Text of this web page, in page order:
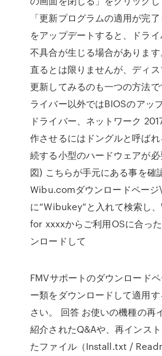
「更新プログラムの適用が完
をアップデートすると、ドラ
不具合が生じる場合がありま
直るとは限りませんが、ディ
更新してみるのも一つの方法
ライバー以外ではBIOSのアッ
ドライバー、ネットワーク
作させるにはドングルと呼ば
続する小型のハードウェアが
図) こちらが手元にある事を確
Wibu.comダウンロードペー
に“Wibukey”と入れて検索し
for xxxxからご利用OSに合っ
ンロードして
FMVサポートのダウンロード
ー類をダウンロードして適用
さい。 回答 お使いの機種の再
紹介されたQ&Aや、再インス
たファイル（Install.txt /